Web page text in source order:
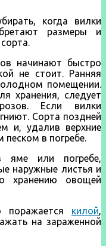
когда вилки
размеры и
начинают быстро
не стоит. Ранняя
помещении.
хранения, следует
Если вилки
Сорта поздней
и, удалив верхние
в погребе.
или погребе,
наружные листья и
хранению овощей
поражается килой,
на зараженной